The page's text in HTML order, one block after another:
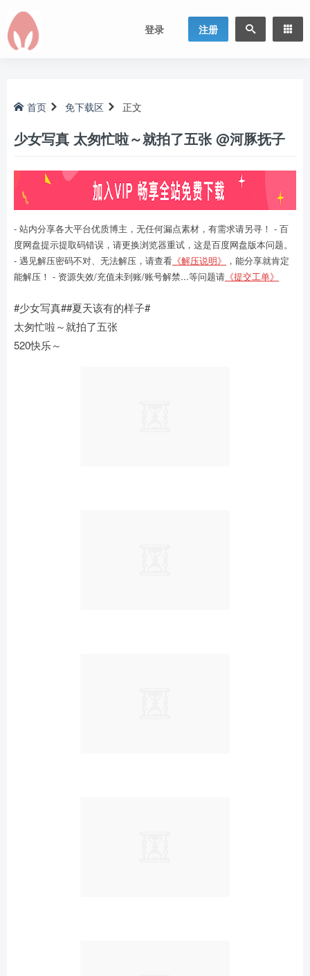
登录 注册
首页 免下载区 正文
少女写真 太匆忙啦～就拍了五张 @河豚抚子
- 站内分享各大平台优质博主，无任何漏点素材，有需求请另寻！ - 百
度网盘提示提取码错误，请更换浏览器重试，这是百度网盘版本问题。
- 遇见解压密码不对、无法解压，请查看 《解压说明》
，能分享就肯定
能解压！ - 资源失效/充值未到账/账号解禁...等问题请 《提交工单》
#少女写真##夏天该有的样子#
太匆忙啦～就拍了五张
520快乐～